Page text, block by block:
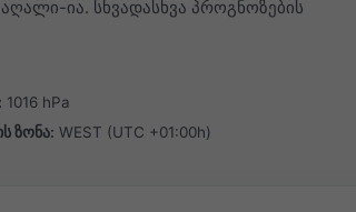
ია. სხვადასხვა პროგნოზების
1016 hPa
ზონა: WEST (UTC +01:00h)